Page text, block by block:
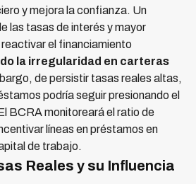
y mejora la confianza. Un
las tasas de interés y mayor
el financiamiento
la irregularidad en carteras
de persistir tasas reales altas,
podría seguir presionando el
BCRA monitoreará el ratio de
líneas en préstamos en
de trabajo.
Reales y su Influencia